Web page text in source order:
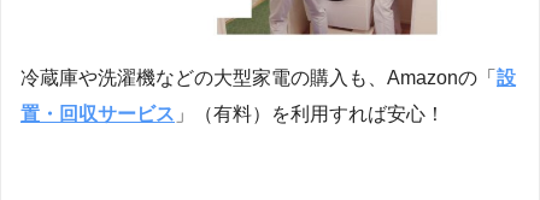
冷蔵庫や洗濯機などの大型家電の購入も、Amazonの「 設
置・回収サービス 」（有料）を利用すれば安心！